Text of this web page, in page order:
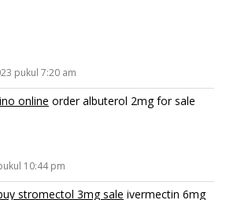
pukul 7:20 am
online order albuterol 2mg for sale
10:44 pm
stromectol 3mg sale ivermectin 6mg